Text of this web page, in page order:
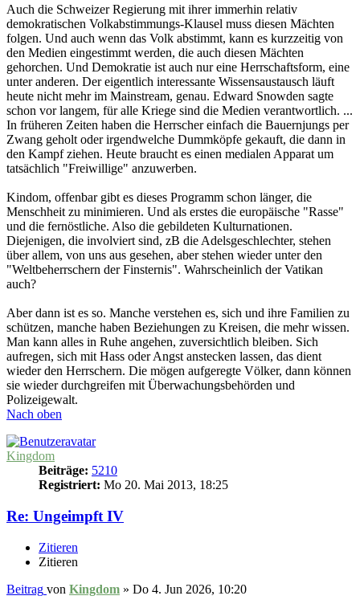
Auch die Schweizer Regierung mit ihrer immerhin relativ
demokratischen Volkabstimmungs-Klausel muss diesen Mächten
folgen. Und auch wenn das Volk abstimmt, kann es kurzzeitig von
den Medien eingestimmt werden, die auch diesen Mächten
gehorchen. Und Demokratie ist auch nur eine Herrschaftsform, eine
unter anderen. Der eigentlich interessante Wissensaustausch läuft
heute nicht mehr im Mainstream, genau. Edward Snowden sagte
schon vor langem, für alle Kriege sind die Medien verantwortlich. ...
In früheren Zeiten haben die Herrscher einfach die Bauernjungs per
Zwang geholt oder irgendwelche Dummköpfe gekauft, die dann in
den Kampf ziehen. Heute braucht es einen medialen Apparat um
tatsächlich "Freiwillige" anzuwerben.
Kindom, offenbar gibt es dieses Programm schon länger, die
Menschheit zu minimieren. Und als erstes die europäische "Rasse"
und die fernöstliche. Also die gebildeten Kulturnationen.
Diejenigen, die involviert sind, zB die Adelsgeschlechter, stehen
über allem, von uns aus gesehen, aber stehen wieder unter den
"Weltbeherrschern der Finsternis". Wahrscheinlich der Vatikan
auch?
Aber dann ist es so. Manche verstehen es, sich und ihre Familien zu
schützen, manche haben Beziehungen zu Kreisen, die mehr wissen.
Man kann alles in Ruhe angehen, zuversichtlich bleiben. Sich
aufregen, sich mit Hass oder Angst anstecken lassen, das dient
wieder den Herrschern. Die mögen aufgeregte Völker, dann können
sie wieder durchgreifen mit Überwachungsbehörden und
Polizeigewalt.
Nach oben
Kingdom
Beiträge: 5210
Registriert: Mo 20. Mai 2013, 18:25
Re: Ungeimpft IV
Zitieren
Zitieren
Beitrag von Kingdom » Do 4. Jun 2026, 10:20